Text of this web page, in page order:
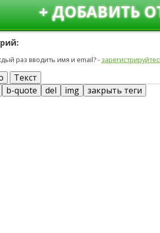
+ ДОБАВИТЬ
раз вводить имя и email? -
Текст